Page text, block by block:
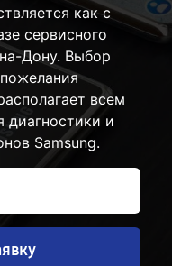
как с
сервисного
Дону. Выбор
всем
и
Samsung.